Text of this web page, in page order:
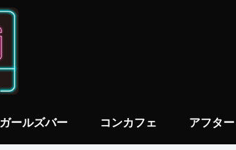
ガールズバー コンカフェ アフター